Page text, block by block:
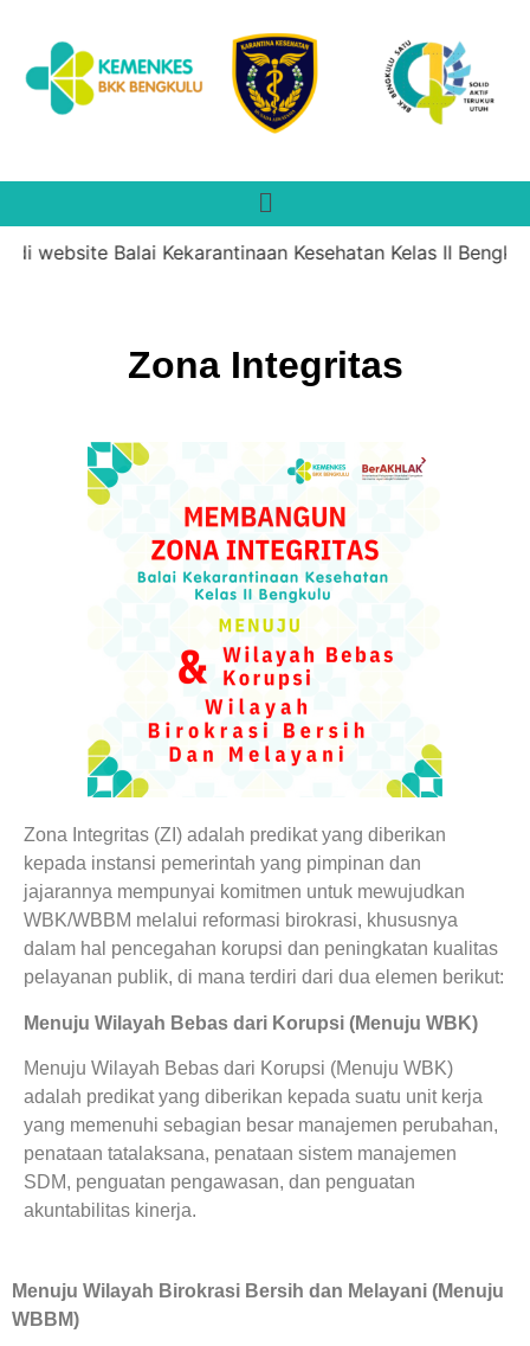
Balai Kekarantinaan Kesehatan Kelas II
Zona Integritas
Zona Integritas (ZI) adalah predikat yang diberikan
kepada instansi pemerintah yang pimpinan dan
jajarannya mempunyai komitmen untuk mewujudkan
WBK/WBBM melalui reformasi birokrasi, khususnya
dalam hal pencegahan korupsi dan peningkatan kualitas
pelayanan publik, di mana terdiri dari dua elemen berikut:
Menuju Wilayah Bebas dari Korupsi (Menuju WBK)
Menuju Wilayah Bebas dari Korupsi (Menuju WBK)
adalah predikat yang diberikan kepada suatu unit kerja
yang memenuhi sebagian besar manajemen perubahan,
penataan tatalaksana, penataan sistem manajemen
SDM, penguatan pengawasan, dan penguatan
akuntabilitas kinerja.
Menuju Wilayah Birokrasi Bersih dan Melayani (Menuju
WBBM)